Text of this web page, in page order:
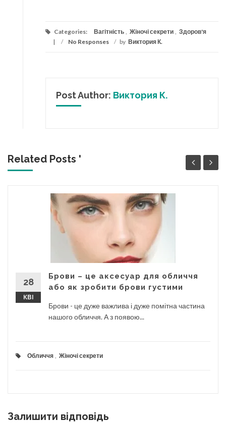
Categories: Вагітність , Жіночі секрети , Здоров'я
/
No Responses / by Виктория К.
Post Author: Виктория К.
Related Posts '
28
КВІ
Брови – це аксесуар для обличчя
або як зробити брови густими
Брови - це дуже важлива і дуже помітна частина
нашого обличчя. А з появою...
Обличчя Жіночі секрети
Залишити відповідь